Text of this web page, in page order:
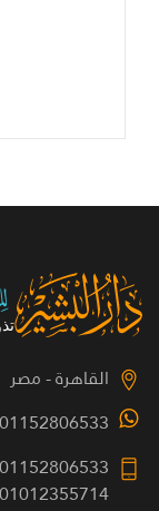
القاهرة - مصر
01152806533
01152806533
01012355714